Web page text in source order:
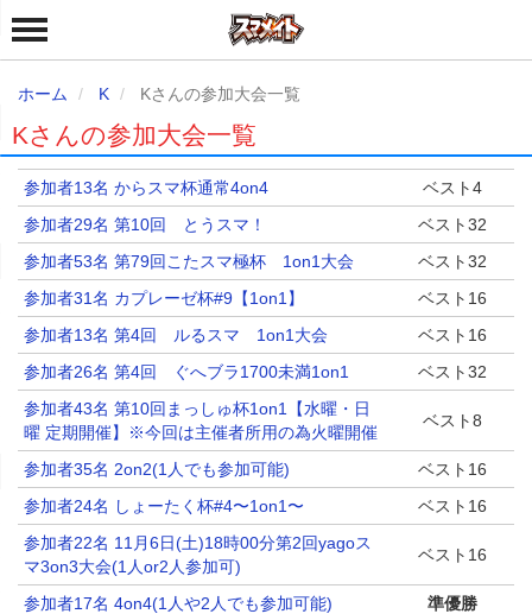
ホーム K Kさんの参加大会一覧
Kさんの参加大会一覧
参加者13名 からスマ杯通常4on4
ベスト4
参加者29名 第10回 とうスマ！
ベスト32
参加者53名 第79回こたスマ極杯 1on1大会
ベスト32
参加者31名 カプレーゼ杯#9【1on1】
ベスト16
参加者13名 第4回 ルるスマ 1on1大会
ベスト16
参加者26名 第4回 ぐへブラ1700未満1on1
ベスト32
参加者43名 第10回まっしゅ杯1on1【水曜・日
曜 定期開催】※今回は主催者所用の為火曜開催
ベスト8
参加者35名 2on2(1人でも参加可能)
ベスト16
参加者24名 しょーたく杯#4〜1on1〜
ベスト16
参加者22名 11月6日(土)18時00分第2回yagoス
マ3on3大会(1人or2人参加可)
ベスト16
参加者17名 4on4(1人や2人でも参加可能)
準優勝